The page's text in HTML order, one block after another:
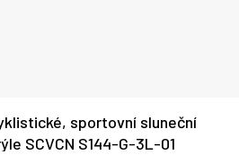
sportovní sluneční
SCVCN S144-G-3L-01